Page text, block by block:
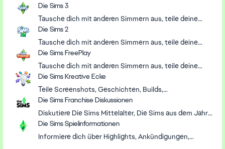
aus, bekomme Hilfe mit Erweiterungen und Updates
oder helfe anderen Simmern in unserem Forum.
Die Sims 3
Tausche dich mit anderen Simmern aus, teile deine
Erfahrungen und behebe Probleme in der offiziellen
Community von Die Sims 3.
Die Sims 2
Tausche dich mit anderen Simmern aus, teile deine
Erfahrungen und behebe Probleme in der offiziellen
Community von Die Sims 2.
Die Sims FreePlay
Tausche dich mit anderen Simmern aus, teile deine
Erfahrungen und behebe Probleme in der offiziellen
Community von Die Sims FreePlay.
Die Sims Kreative Ecke
Teile Screenshots, Geschichten, Builds,
benutzerdefinierte Inhalte, Mods, Herausforderungen,
Vorschläge und lustige Momente aus deinen Sims
Spielen.
Die Sims Franchise Diskussionen
Diskutiere Die Sims Mittelalter, Die Sims aus dem Jahr
2000 und spekuliere mit Fans in unserem Forum über
die Zukunft der Die Sims-Reihe, einschließlich Project
Die Sims Spielinformationen
Informiere dich über Highlights, Ankündigungen,